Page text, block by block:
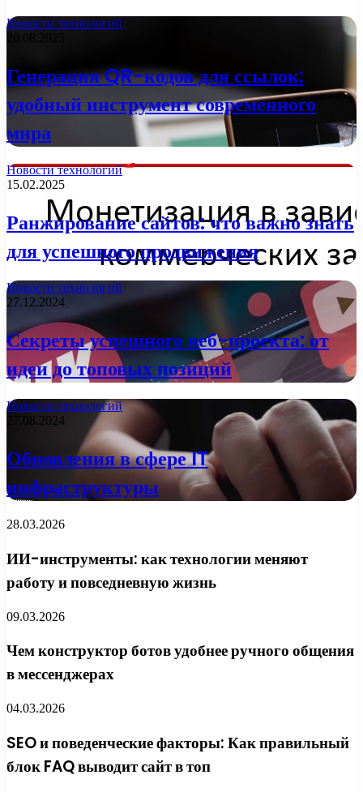
Новости технологий
Генерация QR-кодов для ссылок:
удобный инструмент современного
мира
Новости технологий
15.02.2025
Ранжирование сайтов: что важно знать
для успешного продвижения
Новости технологий
27.12.2024
Секреты успешного веб-проекта: от
идеи до топовых позиций
Новости технологий
27.08.2024
Обновления в сфере IT
инфраструктуры
28.03.2026
ИИ-инструменты: как технологии меняют
работу и повседневную жизнь
09.03.2026
Чем конструктор ботов удобнее ручного общения
в мессенджерах
04.03.2026
SEO и поведенческие факторы: Как правильный
блок FAQ выводит сайт в топ